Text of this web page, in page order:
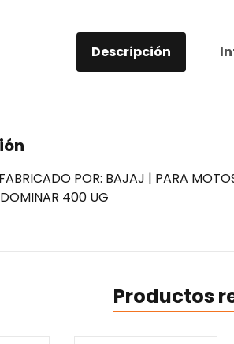
Descripción
POR: BAJAJ | PARA
400 UG
Productos